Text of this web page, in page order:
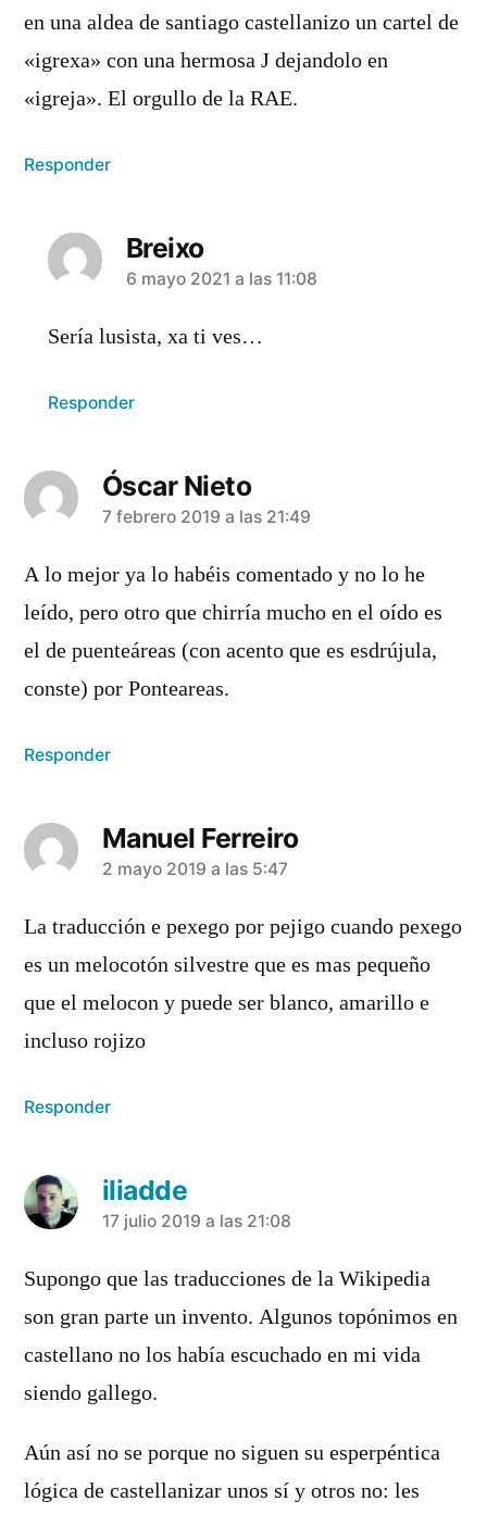
en una aldea de santiago castellanizo un cartel de
«igrexa» con una hermosa J dejandolo en
«igreja». El orgullo de la RAE.
Responder
Breixo
dice:
6 mayo 2021 a las 11:08
Sería lusista, xa ti ves…
Responder
Óscar Nieto
dice:
7 febrero 2019 a las 21:49
A lo mejor ya lo habéis comentado y no lo he
leído, pero otro que chirría mucho en el oído es
el de puenteáreas (con acento que es esdrújula,
conste) por Ponteareas.
Responder
Manuel Ferreiro
dice:
2 mayo 2019 a las 5:47
La traducción e pexego por pejigo cuando pexego
es un melocotón silvestre que es mas pequeño
que el melocon y puede ser blanco, amarillo e
incluso rojizo
Responder
iliadde
dice:
17 julio 2019 a las 21:08
Supongo que las traducciones de la Wikipedia
son gran parte un invento. Algunos topónimos en
castellano no los había escuchado en mi vida
siendo gallego.
Aún así no se porque no siguen su esperpéntica
lógica de castellanizar unos sí y otros no: les